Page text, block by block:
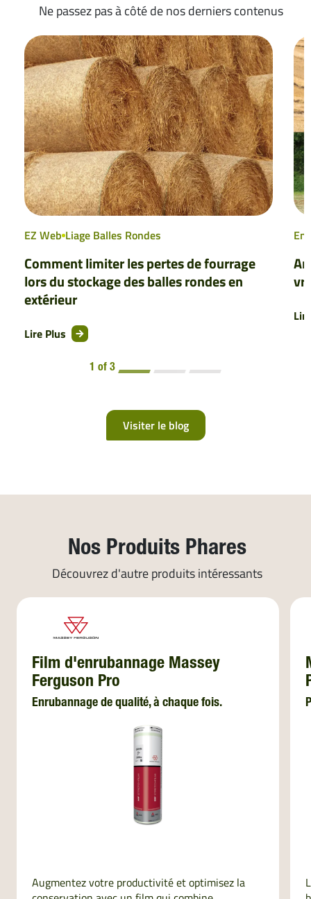
Ne passez pas à côté de nos derniers contenus
EZ Web Liage Balles Rondes
Comment limiter les pertes de fourrage
lors du stockage des balles rondes en
extérieur
Lire Plus
1 of 3
Visiter le blog
Nos Produits Phares
Découvrez d'autre produits intéressants
Film d'enrubannage Massey
Ferguson Pro
Enrubannage de qualité, à chaque fois.
Augmentez votre productivité et optimisez la